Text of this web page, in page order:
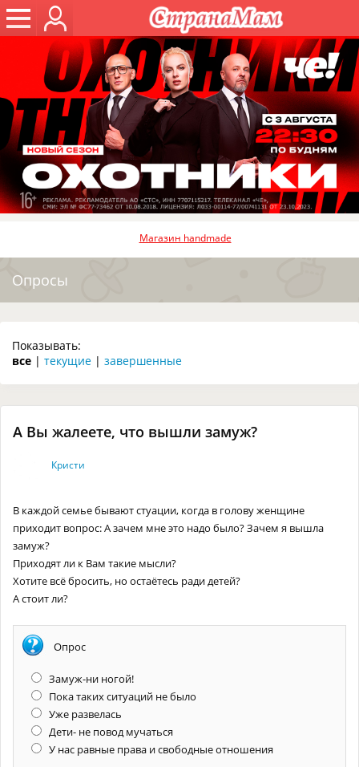
Магазин handmade
Опросы
Показывать:
все | текущие | завершенные
А Вы жалеете, что вышли замуж?
Кристи
В каждой семье бывают стуации, когда в голову женщине
приходит вопрос: А зачем мне это надо было? Зачем я вышла
замуж?
Приходят ли к Вам такие мысли?
Хотите всё бросить, но остаётесь ради детей?
А стоит ли?
Опрос
Замуж-ни ногой!
Пока таких ситуаций не было
Уже развелась
Дети- не повод мучаться
У нас равные права и свободные отношения